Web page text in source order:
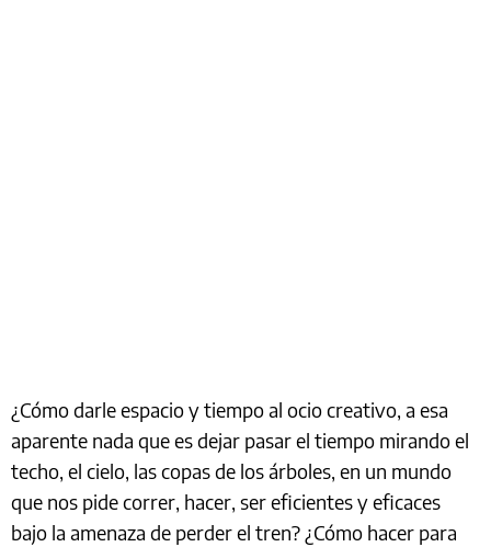
¿Cómo darle espacio y tiempo al ocio creativo, a esa
aparente nada que es dejar pasar el tiempo mirando el
techo, el cielo, las copas de los árboles, en un mundo
que nos pide correr, hacer, ser eficientes y eficaces
bajo la amenaza de perder el tren? ¿Cómo hacer para